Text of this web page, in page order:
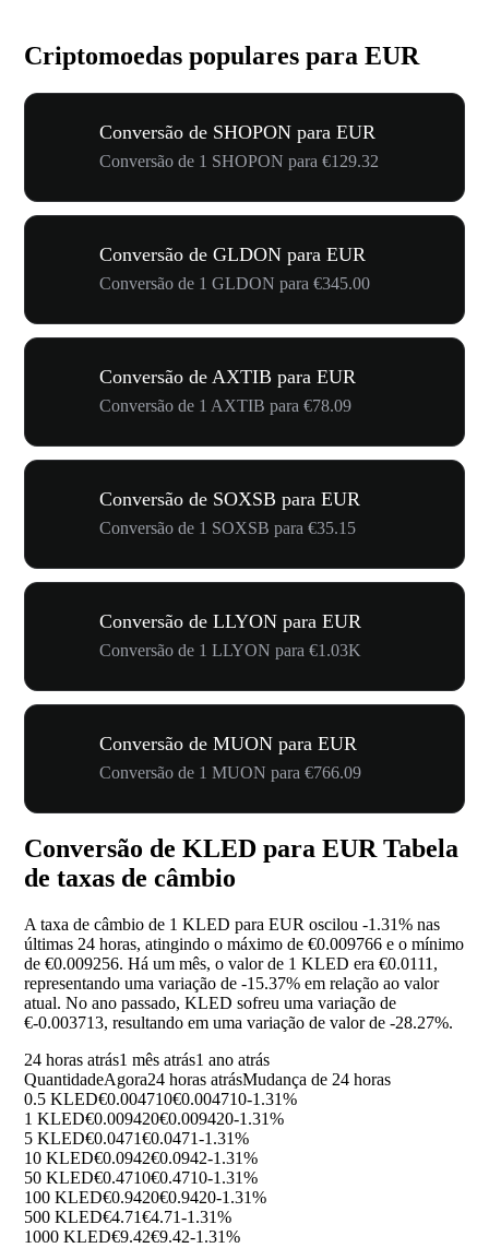
Criptomoedas populares para EUR
Conversão de SHOPON para EUR
Conversão de 1 SHOPON para €129.32
Conversão de GLDON para EUR
Conversão de 1 GLDON para €345.00
Conversão de AXTIB para EUR
Conversão de 1 AXTIB para €78.09
Conversão de SOXSB para EUR
Conversão de 1 SOXSB para €35.15
Conversão de LLYON para EUR
Conversão de 1 LLYON para €1.03K
Conversão de MUON para EUR
Conversão de 1 MUON para €766.09
Conversão de KLED para EUR Tabela
de taxas de câmbio
A taxa de câmbio de 1 KLED para EUR oscilou -1.31% nas
últimas 24 horas, atingindo o máximo de €0.009766 e o mínimo
de €0.009256. Há um mês, o valor de 1 KLED era €0.0111,
representando uma variação de -15.37% em relação ao valor
atual. No ano passado, KLED sofreu uma variação de
€-0.003713, resultando em uma variação de valor de -28.27%.
24 horas atrás1 mês atrás1 ano atrás
QuantidadeAgora24 horas atrásMudança de 24 horas
0.5 KLED€0.004710€0.004710-1.31%
1 KLED€0.009420€0.009420-1.31%
5 KLED€0.0471€0.0471-1.31%
10 KLED€0.0942€0.0942-1.31%
50 KLED€0.4710€0.4710-1.31%
100 KLED€0.9420€0.9420-1.31%
500 KLED€4.71€4.71-1.31%
1000 KLED€9.42€9.42-1.31%